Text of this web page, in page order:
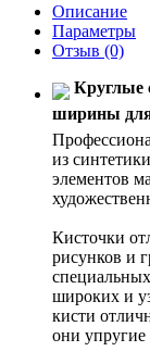
Описание
Параметры
Отзыв (0)
Круглые
ширины
из
элементов
Кисточки
рисунков и
широких и
кисти
они упругие